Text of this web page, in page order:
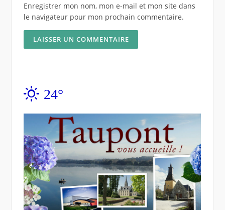
Enregistrer mon nom, mon e-mail et mon site dans
le navigateur pour mon prochain commentaire.
24°